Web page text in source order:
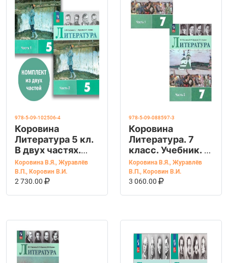
978-5-09-102506-4
Коровина
Литература 5 кл.
В двух частях.
Часть 1,2 (Просв.)
Коровина В.Я., Журавлёв
В.П., Коровин В.И.
2 730.00
В КОРЗИНУ
978-5-09-088597-3
Коровина
Литература. 7
класс. Учебник. В
2 ч. Часть
1,2(Просв.)
Коровина В.Я., Журавлёв
В.П., Коровин В.И.
3 060.00
В КОРЗИНУ